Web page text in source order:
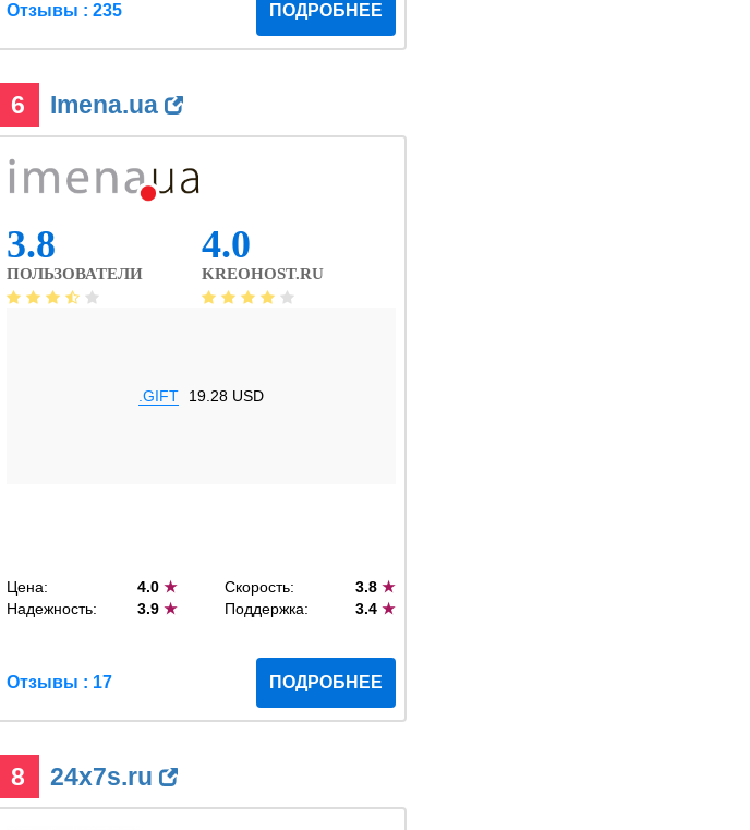
Отзывы : 235 ПОДРОБНЕЕ
6 Imena.ua
3.8
ПОЛЬЗОВАТЕЛИ
4.0
KREOHOST.RU
.GIFT 19.28 USD
Цена: 4.0★ Скорость: 3.8 ★
Надежность:
3.9★ Поддержка: 3.4 ★
Отзывы : 17 ПОДРОБНЕЕ
8 24x7s.ru